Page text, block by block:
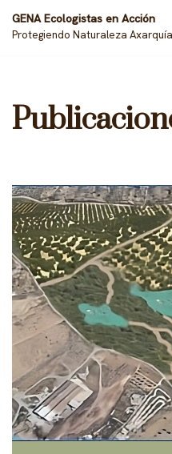
Saltar
GENA Ecologistas en Acción
Protegiendo Naturaleza Axarquía